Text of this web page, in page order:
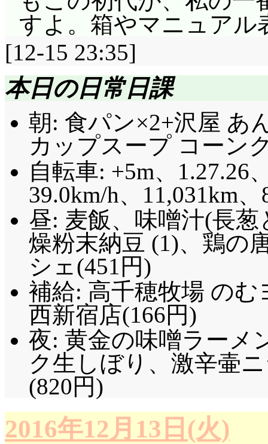
すよ。箱やマニュアル
[12-15 23:35]
本日の日常日課
朝: 食パン×2+沢屋 あ
カップスープ コーン
自転車: +5m、1.27.26
39.0km/h、11,031km、
昼: 麦飯、味噌汁(長
燥粉末納豆 (1)、鶏の
シェ(451円)
補給: 高千穂牧場 の
西新宿店(166円)
夜: 黄金の味噌ラーメ
ク生しぼり、激辛壷
(820円)
2016年12月13日(火)